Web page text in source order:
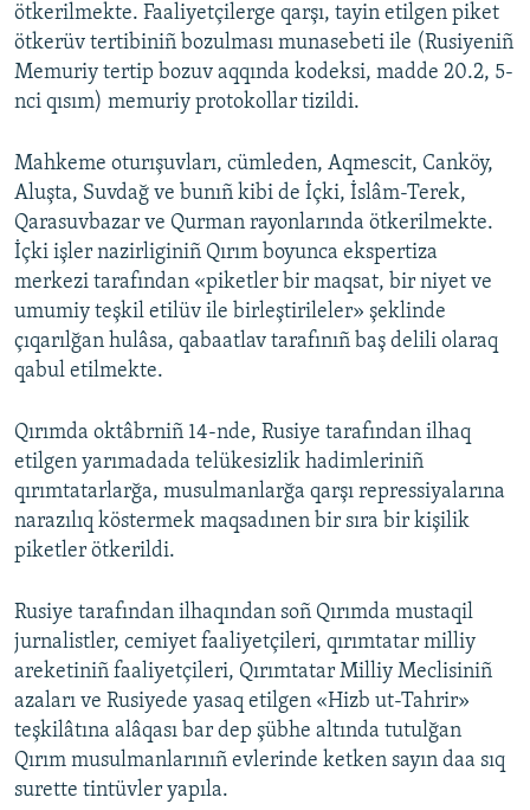
ötkerilmekte. Faaliyetçilerge qarşı, tayin etilgen piket
ötkerüv tertibiniñ bozulması munasebeti ile (Rusiyeniñ
Memuriy tertip bozuv aqqında kodeksi, madde 20.2, 5-
nci qısım) memuriy protokollar tizildi.
Mahkeme oturışuvları, cümleden, Aqmescit, Canköy,
Aluşta, Suvdağ ve bunıñ kibi de İçki, İslâm-Terek,
Qarasuvbazar ve Qurman rayonlarında ötkerilmekte.
İçki işler nazirliginiñ Qırım boyunca ekspertiza
merkezi tarafından «piketler bir maqsat, bir niyet ve
umumiy teşkil etilüv ile birleştirileler» şeklinde
çıqarılğan hulâsa, qabaatlav tarafınıñ baş delili olaraq
qabul etilmekte.
Qırımda oktâbrniñ 14-nde, Rusiye tarafından ilhaq
etilgen yarımadada telükesizlik hadimleriniñ
qırımtatarlarğa, musulmanlarğa qarşı repressiyalarına
narazılıq köstermek maqsadınen bir sıra bir kişilik
piketler ötkerildi.
Rusiye tarafından ilhaqından soñ Qırımda mustaqil
jurnalistler, cemiyet faaliyetçileri, qırımtatar milliy
areketiniñ faaliyetçileri, Qırımtatar Milliy Meclisiniñ
azaları ve Rusiyede yasaq etilgen «Hizb ut-Tahrir»
teşkilâtına alâqası bar dep şübhe altında tutulğan
Qırım musulmanlarınıñ evlerinde ketken sayın daa sıq
surette tintüvler yapıla.